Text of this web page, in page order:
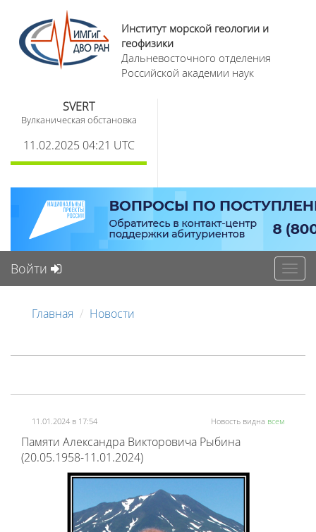
Институт морской геологии и
геофизики
Дальневосточного отделения
Российской академии наук
SVERT
Вулканическая обстановка
11.02.2025 04:21 UTC
Войти
Главная Новости
11.01.2024 в 17:54 Новость видна всем
Памяти Александра Викторовича Рыбина
(20.05.1958-11.01.2024)